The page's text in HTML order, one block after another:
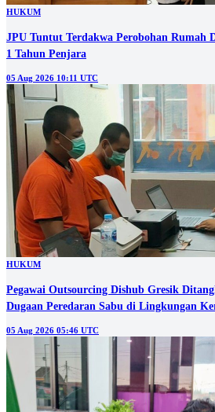
HUKUM
JPU Tuntut Terdakwa Perobohan Rumah
1 Tahun Penjara
05 Aug 2026 10:11 UTC
HUKUM
Pegawai Outsourcing Dishub Gresik
Dugaan Peredaran Sabu di Lingkungan
05 Aug 2026 05:46 UTC